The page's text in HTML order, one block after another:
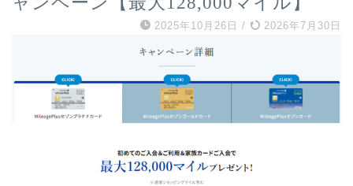
2025年10月26日 / 2026年7月30日